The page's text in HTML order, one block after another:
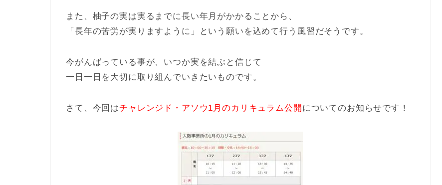
また、柚子の実は実るまでに長い年月がかかることから、
「長年の苦労が実りますように」という願いを込めて行う風習だそうです。
今がんばっている事が、いつか実を結ぶと信じて
一日一日を大切に取り組んでいきたいものです。
さて、今回はチャレンジド・アソウ1月のカリキュラム公開 についてのお知らせです！